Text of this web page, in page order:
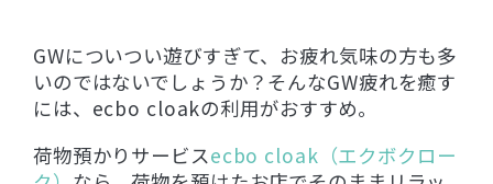
GWについつい遊びすぎて、お疲れ気味の方も多
いのではないでしょうか？そんなGW疲れを癒す
には、ecbo cloakの利用がおすすめ。
荷物預かりサービスecbo cloak（エクボクロー